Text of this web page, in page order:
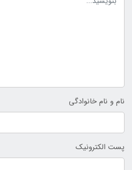
نام و نام خانوادگی
پست الکترونیک